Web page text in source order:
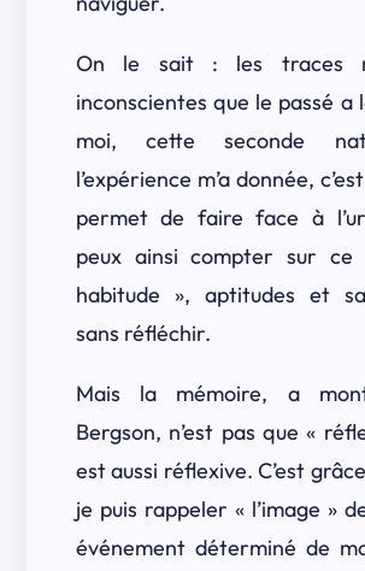
On le sait : les traces
inconscientes que le passé a
moi, cette seconde
l’expérience m’a donnée,
permet de faire face à
peux ainsi compter sur
habitude », aptitudes et
sans réfléchir.
Mais la mémoire, a
Bergson, n’est pas que «
est aussi réflexive. C’est
je puis rappeler « l’image »
événement déterminé de